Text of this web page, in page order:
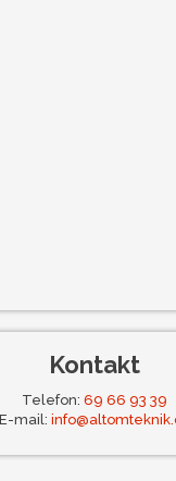
Kontakt
Telefon:69 66 93 39
E-mail: